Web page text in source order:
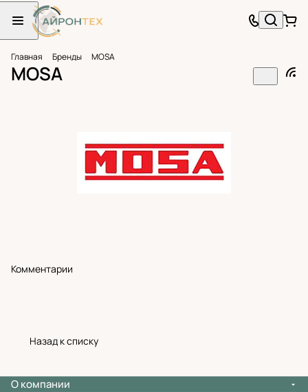
Главная Бренды MOSA
MOSA
Комментарии
Назад к списку
О компании